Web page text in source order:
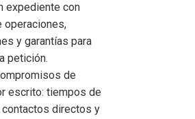
expediente con
operaciones,
y garantías para
petición.
de
escrito: tiempos de
directos y